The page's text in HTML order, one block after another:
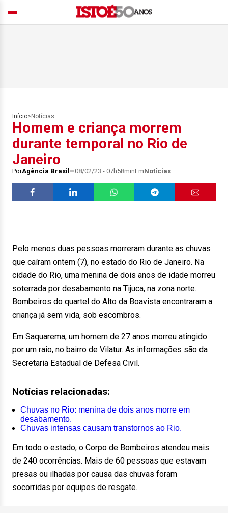
Início> Notícias
Homem e criança morrem
durante temporal no Rio de
Janeiro
PorAgência Brasil 08/02/23 - 07h58minEmNotícias
Pelo menos duas pessoas morreram durante as chuvas
que caíram ontem (7), no estado do Rio de Janeiro. Na
cidade do Rio, uma menina de dois anos de idade morreu
soterrada por desabamento na Tijuca, na zona norte.
Bombeiros do quartel do Alto da Boavista encontraram a
criança já sem vida, sob escombros.
Em Saquarema, um homem de 27 anos morreu atingido
por um raio, no bairro de Vilatur. As informações são da
Secretaria Estadual de Defesa Civil.
Notícias relacionadas:
Chuvas no Rio: menina de dois anos morre em
desabamento.
Chuvas intensas causam transtornos ao Rio.
Em todo o estado, o Corpo de Bombeiros atendeu mais
de 240 ocorrências. Mais de 60 pessoas que estavam
presas ou ilhadas por causa das chuvas foram
socorridas por equipes de resgate.